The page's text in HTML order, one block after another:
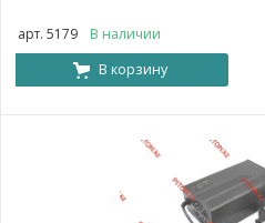
арт. 5179 В наличии
В корзину